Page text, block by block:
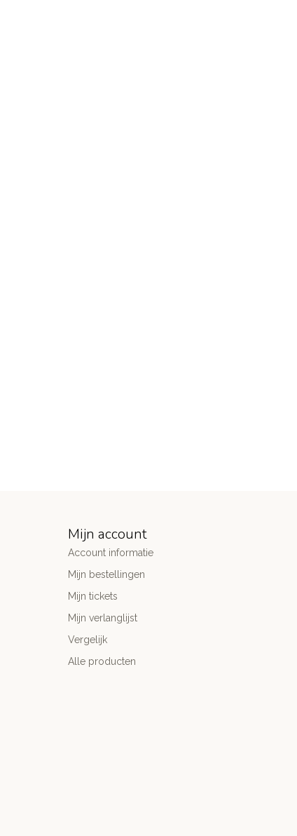
Mijn account
Account informatie
Mijn bestellingen
Mijn tickets
Mijn verlanglijst
Vergelijk
Alle producten